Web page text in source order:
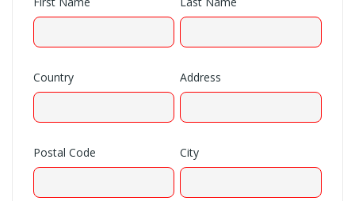
Country Address
Postal Code City